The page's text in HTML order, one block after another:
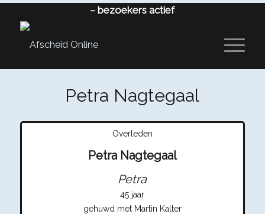
– bezoekers actief
Petra Nagtegaal
Overleden
Petra Nagtegaal
Petra
45 jaar
gehuwd met Martin Kalter